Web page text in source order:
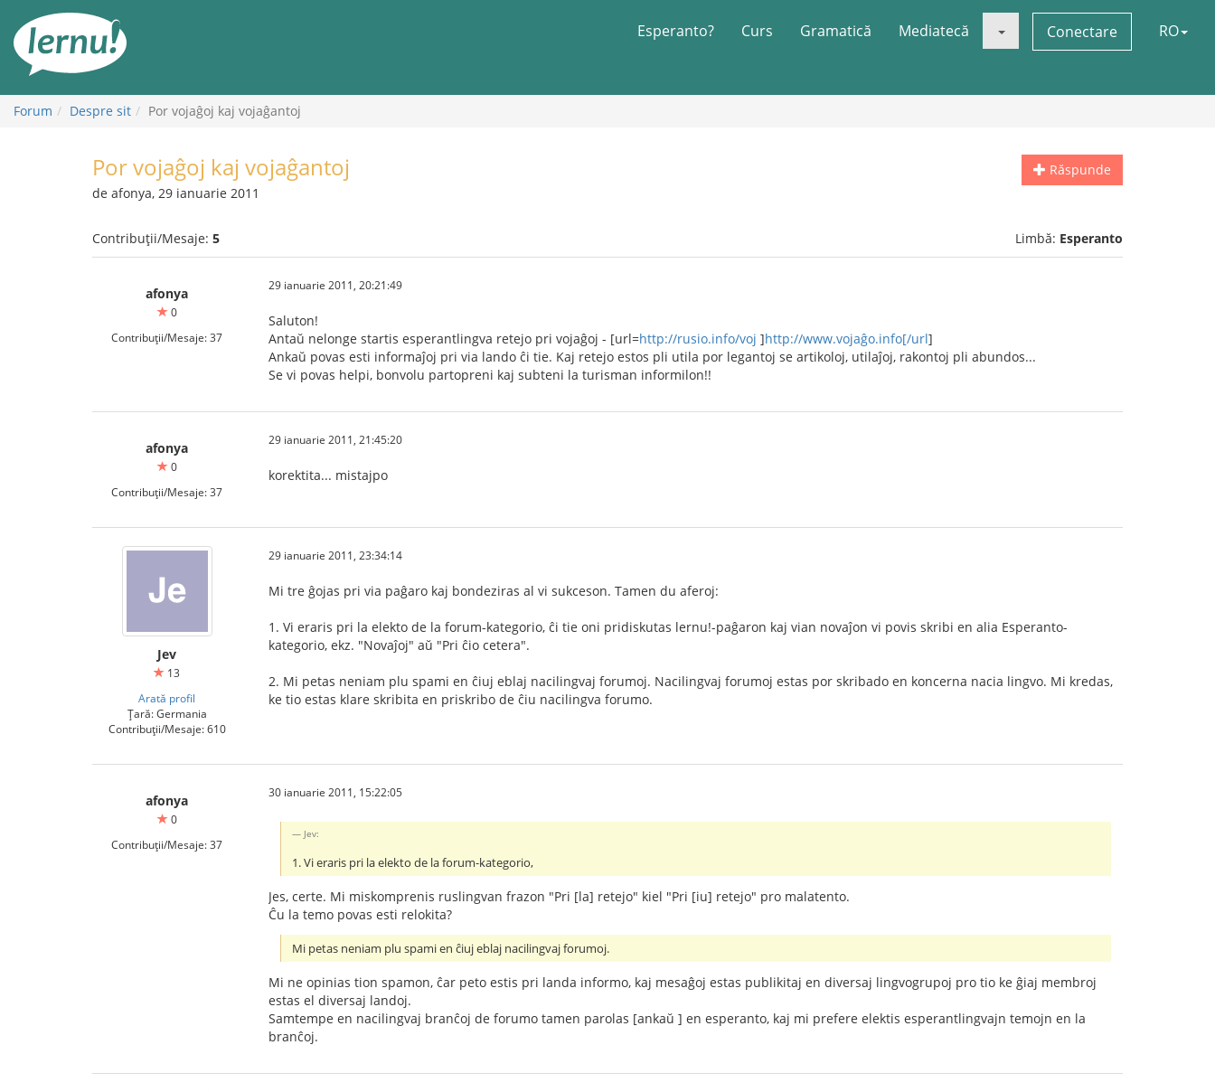
conținut
Esperanto? Curs Gramatică Mediatecă Conectare RO
Forum Despre sit Por vojaĝoj kaj vojaĝantoj
Răspunde
Por vojaĝoj kaj vojaĝantoj
de afonya, 29 ianuarie 2011
Contribuții/Mesaje: 5 Limbă: Esperanto
afonya
0
Contribuții/Mesaje: 37
29 ianuarie 2011, 20:21:49
Saluton!
Antaŭ nelonge startis esperantlingva retejo pri vojaĝoj - [url=http://rusio.info/voj ]http://www.vojaĝo.info[/url]
Ankaŭ povas esti informaĵoj pri via lando ĉi tie. Kaj retejo estos pli utila por legantoj se artikoloj, utilaĵoj, rakontoj pli abundos...
Se vi povas helpi, bonvolu partopreni kaj subteni la turisman informilon!!
afonya
0
Contribuții/Mesaje: 37
29 ianuarie 2011, 21:45:20
korektita... mistajpo
Jev
13
Arată profil
Țară: Germania
Contribuții/Mesaje: 610
29 ianuarie 2011, 23:34:14
Mi tre ĝojas pri via paĝaro kaj bondeziras al vi sukceson. Tamen du aferoj:
1. Vi eraris pri la elekto de la forum-kategorio, ĉi tie oni pridiskutas lernu!-paĝaron kaj vian novaĵon vi povis skribi en alia Esperanto-
kategorio, ekz. "Novaĵoj" aŭ "Pri ĉio cetera".
2. Mi petas neniam plu spami en ĉiuj eblaj nacilingvaj forumoj. Nacilingvaj forumoj estas por skribado en koncerna nacia lingvo. Mi kredas,
ke tio estas klare skribita en priskribo de ĉiu nacilingva forumo.
afonya
0
Contribuții/Mesaje: 37
30 ianuarie 2011, 15:22:05
Jev:
1. Vi eraris pri la elekto de la forum-kategorio,
Jes, certe. Mi miskomprenis ruslingvan frazon "Pri [la] retejo" kiel "Pri [iu] retejo" pro malatento.
Ĉu la temo povas esti relokita?
Mi petas neniam plu spami en ĉiuj eblaj nacilingvaj forumoj.
Mi ne opinias tion spamon, ĉar peto estis pri landa informo, kaj mesaĝoj estas publikitaj en diversaj lingvogrupoj pro tio ke ĝiaj membroj
estas el diversaj landoj.
Samtempe en nacilingvaj branĉoj de forumo tamen parolas [ankaŭ ] en esperanto, kaj mi prefere elektis esperantlingvajn temojn en la
branĉoj.